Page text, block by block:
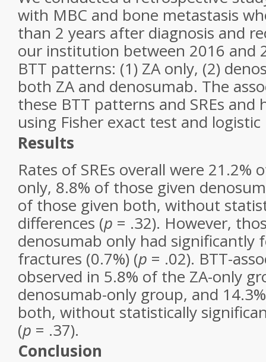
with MBC and bone metastasis
than 2 years after diagnosis and
our institution between 2016 and
BTT patterns: (1) ZA only, (2)
both ZA and denosumab. The
these BTT patterns and SREs and
using Fisher exact test and logistic
Results
Rates of SREs overall were 21.2%
only, 8.8% of those given
of those given both, without
differences (p = .32). However,
denosumab only had significantly
fractures (0.7%) (p = .02). BTT-
observed in 5.8% of the ZA-only
denosumab-only group, and
both, without statistically
(p = .37).
Conclusion